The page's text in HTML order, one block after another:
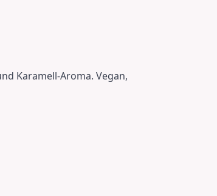
Karamell-Aroma. Vegan,